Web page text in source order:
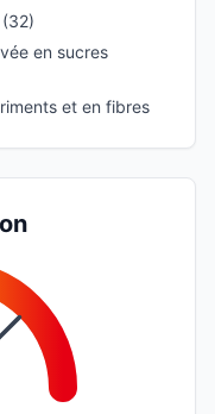
en sucres
et en fibres